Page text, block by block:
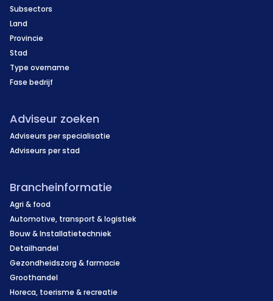
Subsectors
Land
Provincie
Stad
Type overname
Fase bedrijf
Adviseur zoeken
Adviseurs per specialisatie
Adviseurs per stad
Brancheinformatie
Agri & food
Automotive, transport & logistiek
Bouw & Installatietechniek
Detailhandel
Gezondheidszorg & farmacie
Groothandel
Horeca, toerisme & recreatie